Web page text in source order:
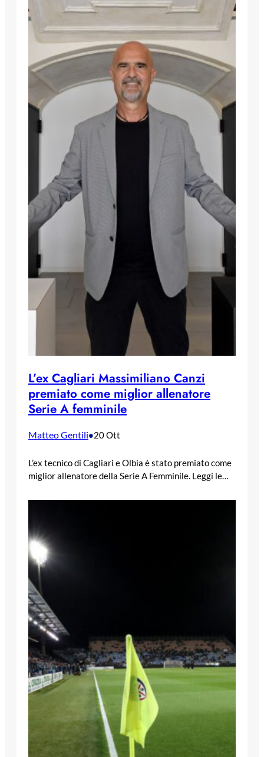
L’ex Cagliari Massimiliano Canzi
premiato come miglior allenatore
Serie A femminile
Matteo Gentili•20 Ott
L’ex tecnico di Cagliari e Olbia è stato premiato come
miglior allenatore della Serie A Femminile. Leggi le…